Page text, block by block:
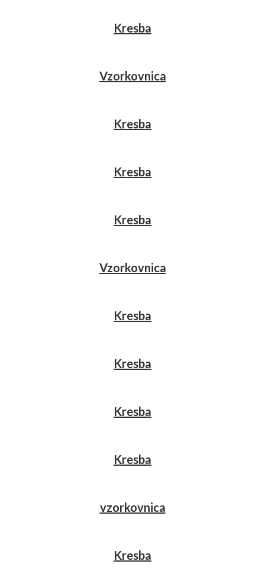
Kresba
Vzorkovnica
Kresba
Kresba
Kresba
Vzorkovnica
Kresba
Kresba
Kresba
Kresba
vzorkovnica
Kresba